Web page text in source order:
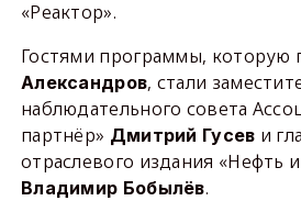
«Реактор».
Гостями программы, которую
Александров, стали
наблюдательного совета
партнёр» Дмитрий Гусев и
отраслевого издания «Нефть
Владимир Бобылёв.